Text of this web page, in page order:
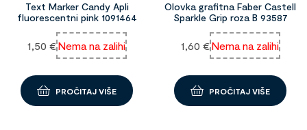
Text Marker Candy Apli
fluorescentni pink 1091464
1,50 €Nema na zalihi
PROČITAJ VIŠE
Olovka grafitna Faber Castell
Sparkle Grip roza B 93587
1,60 €Nema na zalihi
PROČITAJ VIŠE